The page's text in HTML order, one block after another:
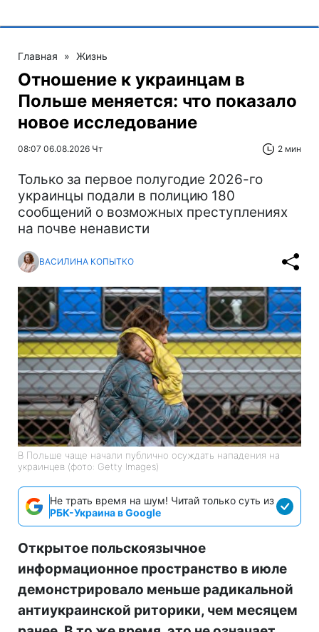
Главная » Жизнь
Отношение к украинцам в
Польше меняется: что показало
новое исследование
08:07 06.08.2026 Чт 2 мин
Только за первое полугодие 2026-го
украинцы подали в полицию 180
сообщений о возможных преступлениях
на почве ненависти
ВАСИЛИНА КОПЫТКО
В Польше чаще начали публично осуждать нападения на
украинцев (фото: Getty Images)
Не трать время на шум! Читай только суть из
РБК-Украина в Google
Открытое польскоязычное
информационное пространство в июле
демонстрировало меньше радикальной
антиукраинской риторики, чем месяцем